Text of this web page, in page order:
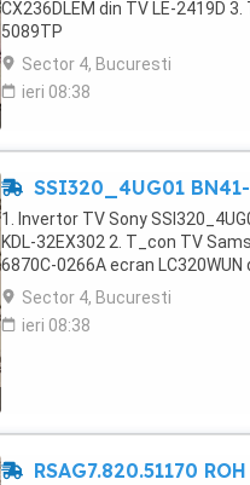
CX236DLEM din TV LE-2419D
5089TP
Sector 4, Bucuresti
ieri 08:38
SSI320_4UG01
1. Invertor TV Sony
KDL-32EX302 2. T_con TV
6870C-0266A ecran LC320WUN
Sector 4, Bucuresti
ieri 08:38
RSAG7.820.51170 ROH